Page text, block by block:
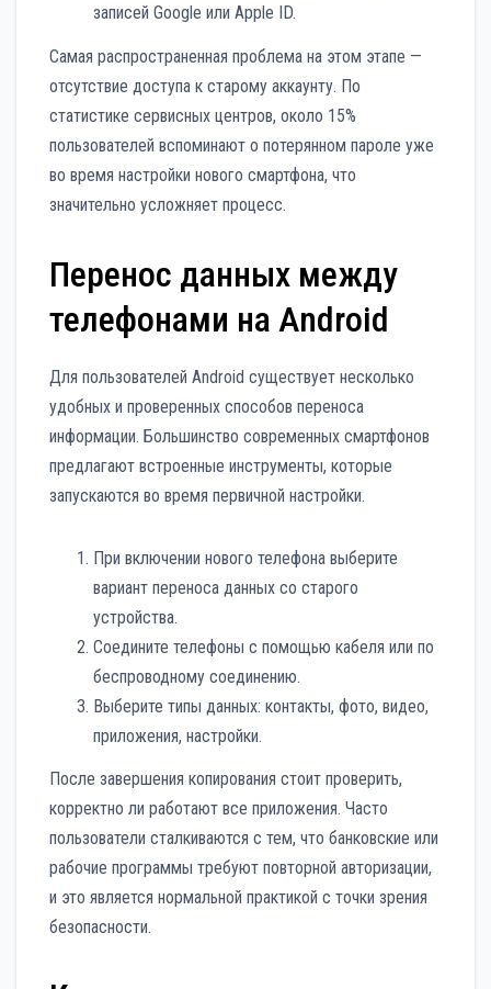
записей Google или Apple ID.
Самая распространенная проблема на этом этапе —
отсутствие доступа к старому аккаунту. По
статистике сервисных центров, около 15%
пользователей вспоминают о потерянном пароле уже
во время настройки нового смартфона, что
значительно усложняет процесс.
Перенос данных между
телефонами на Android
Для пользователей Android существует несколько
удобных и проверенных способов переноса
информации. Большинство современных смартфонов
предлагают встроенные инструменты, которые
запускаются во время первичной настройки.
При включении нового телефона выберите
вариант переноса данных со старого
устройства.
Соедините телефоны с помощью кабеля или по
беспроводному соединению.
Выберите типы данных: контакты, фото, видео,
приложения, настройки.
После завершения копирования стоит проверить,
корректно ли работают все приложения. Часто
пользователи сталкиваются с тем, что банковские или
рабочие программы требуют повторной авторизации,
и это является нормальной практикой с точки зрения
безопасности.